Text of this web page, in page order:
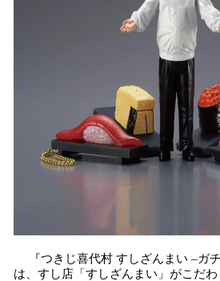
『つきじ喜代村 すしざんまい –ガチ
は、すし店「すしざんまい」がこだ